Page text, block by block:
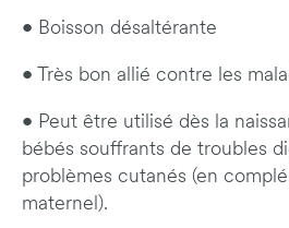
• Boisson désaltérante
• Très bon allié contre les
• Peut être utilisé dès la
bébés souffrants de troubles
problèmes cutanés (en
maternel).